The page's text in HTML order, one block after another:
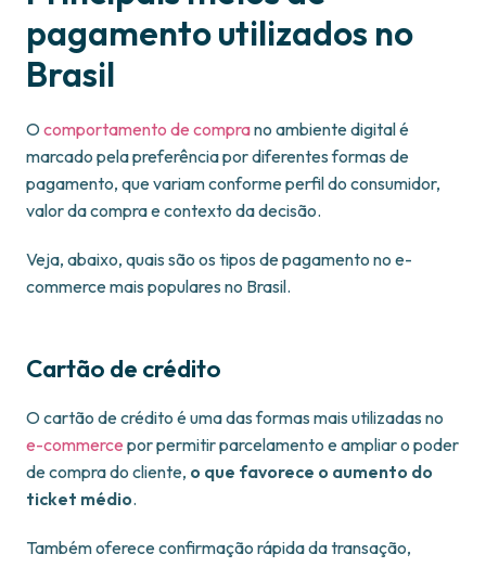
pagamento utilizados no
Brasil
Ocomportamento de comprano ambiente digital é
marcado pela preferência por diferentes formas de
pagamento, que variam conforme perfil do consumidor,
valor da compra e contexto da decisão.
Veja, abaixo, quais são os tipos de pagamento no e-
commerce mais populares no Brasil.
Cartão de crédito
O cartão de crédito é uma das formas mais utilizadas no
e-commerce por permitir parcelamento e ampliar o poder
de compra do cliente, o que favorece o aumento do
ticket médio.
Também oferece confirmação rápida da transação,